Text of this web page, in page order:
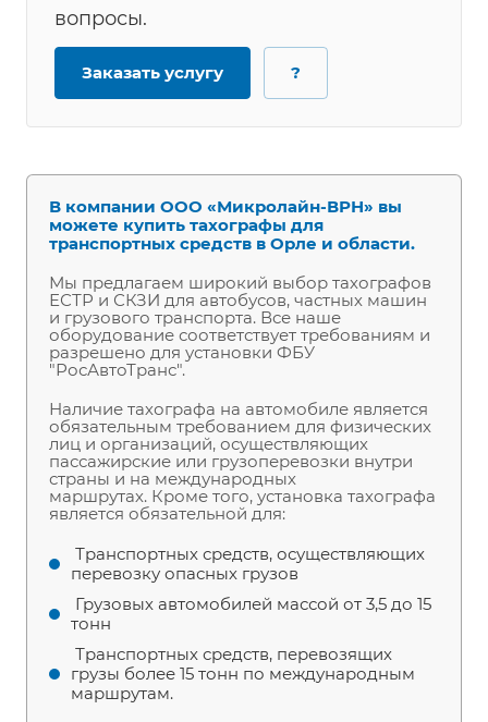
вопросы.
Заказать услугу ?
В компании ООО «Микролайн-ВРН» вы
можете купить тахографы для
транспортных средств в Орле и области.
Мы предлагаем широкий выбор тахографов
ЕСТР и СКЗИ для автобусов, частных машин
и грузового транспорта. Все наше
оборудование соответствует требованиям и
разрешено для установки ФБУ
"РосАвтоТранс".
Наличие тахографа на автомобиле является
обязательным требованием для физических
лиц и организаций, осуществляющих
пассажирские или грузоперевозки внутри
страны и на международных
маршрутах. Кроме того, установка тахографа
является обязательной для:
Транспортных средств, осуществляющих
перевозку опасных грузов
Грузовых автомобилей массой от 3,5 до 15
тонн
Транспортных средств, перевозящих
грузы более 15 тонн по международным
маршрутам.